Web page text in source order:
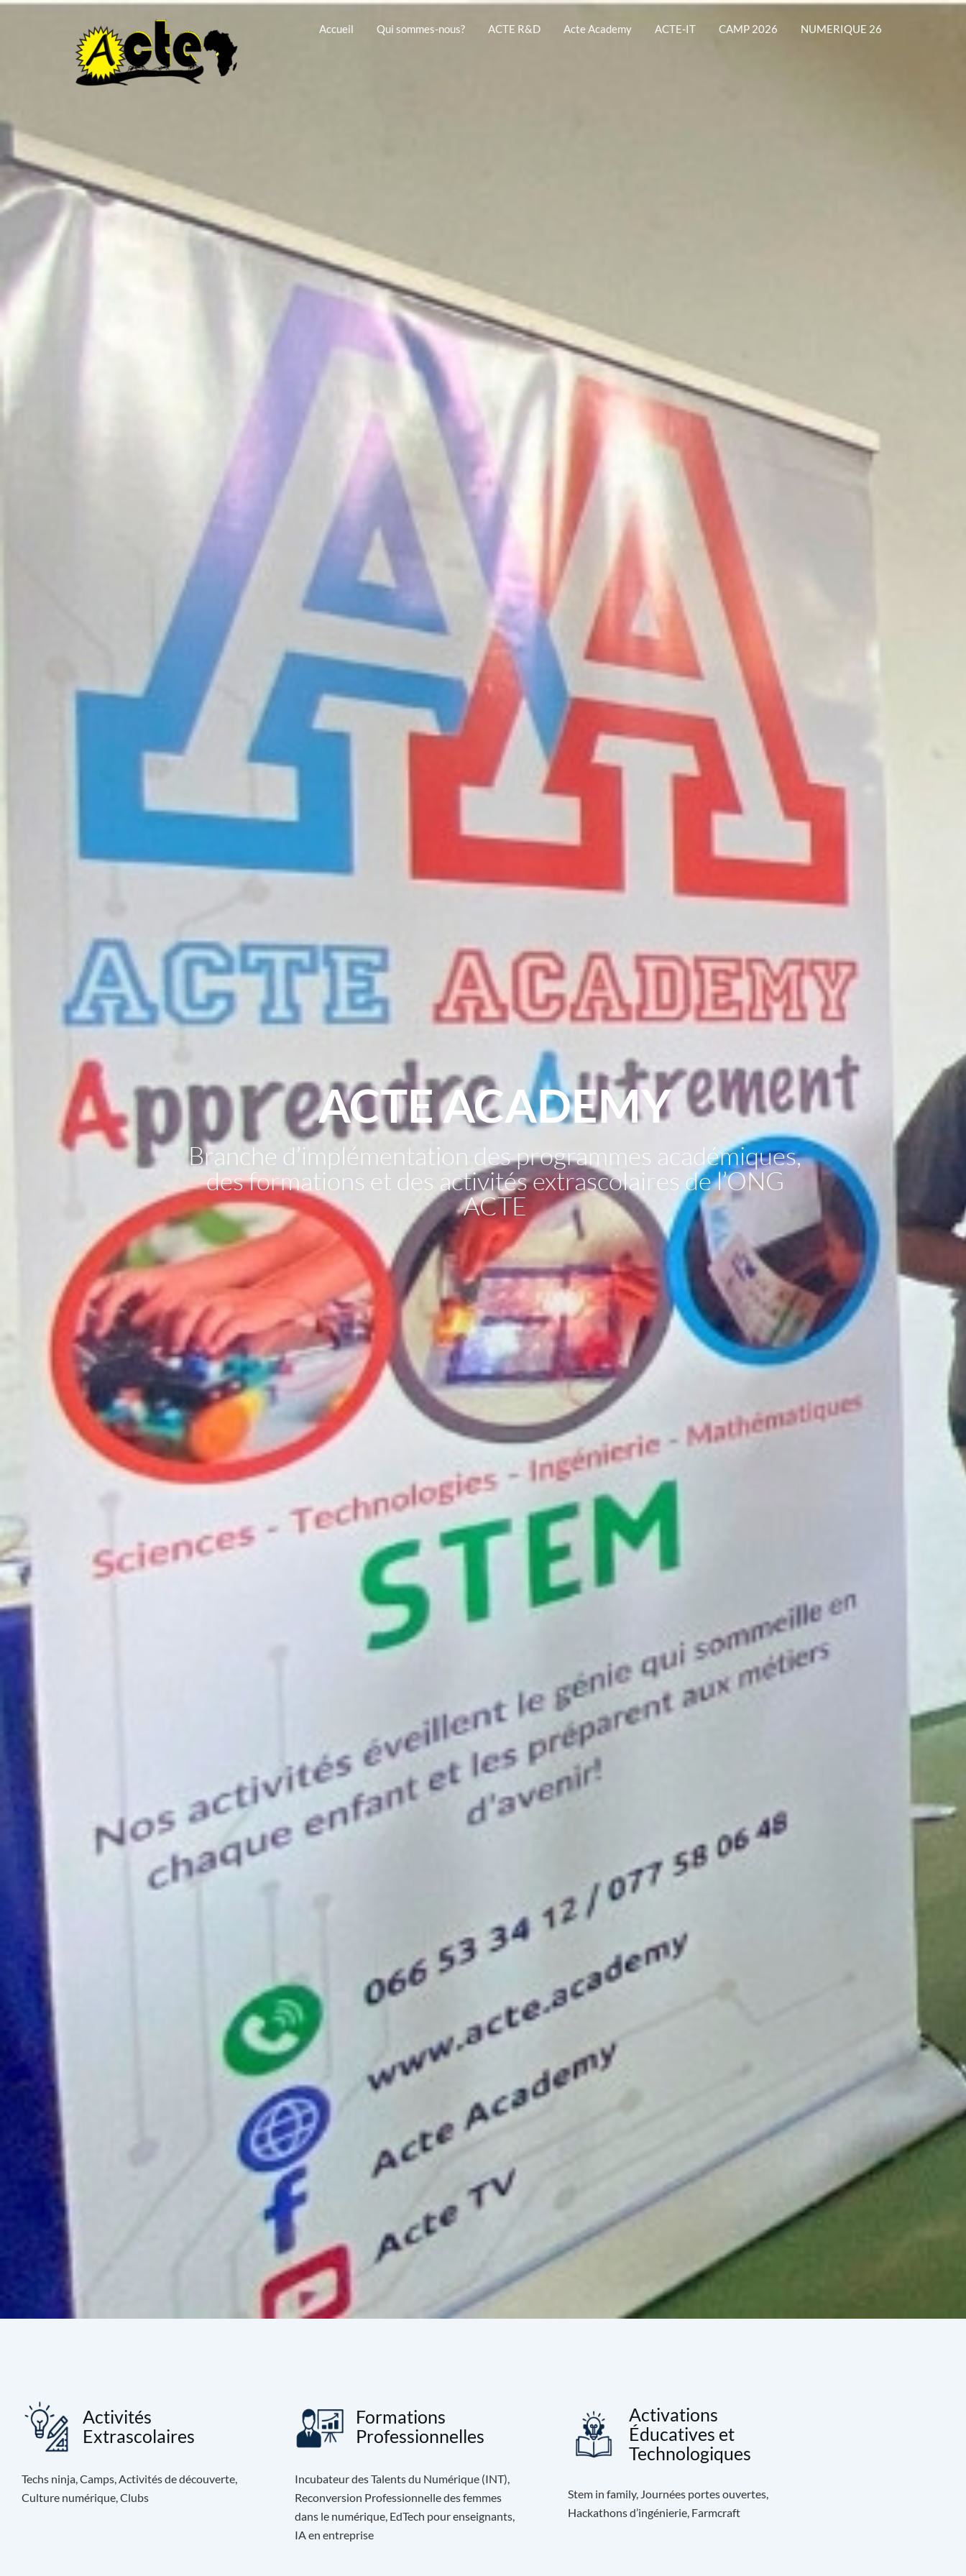
Accueil Qui sommes-nous? ACTE R&D Acte Academy ACTE-IT CAMP 2026 NUMERIQUE 26
ACTE ACADEMY
Branche d’implémentation des programmes académiques,
des formations et des activités extrascolaires de l’ONG
ACTE
Activités
Extrascolaires
Techs ninja, Camps, Activités de découverte,
Culture numérique, Clubs
Formations
Professionnelles
Incubateur des Talents du Numérique (INT),
Reconversion Professionnelle des femmes
dans le numérique, EdTech pour enseignants,
IA en entreprise
Activations
Éducatives et
Technologiques
Stem in family, Journées portes ouvertes,
Hackathons d’ingénierie, Farmcraft